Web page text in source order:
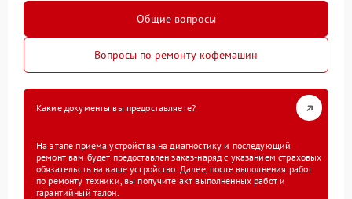
Общие вопросы
Вопросы по ремонту кофемашин
Какие документы вы предоставляете?
На этапе приема устройства на диагностику и последующий
ремонт вам будет предоставлен заказ-наряд с указанием страховых
обязательств на ваше устройство. Далее, после выполнения работ
по ремонту техники, вы получите акт выполненных работ и
гарантийный талон.